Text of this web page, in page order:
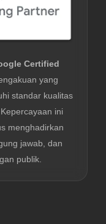
Certified
yang
standar kualitas
ini
menghadirkan
jawab, dan
publik.